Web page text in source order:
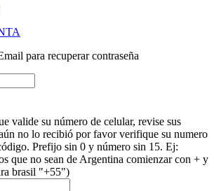
para recuperar contraseña
valide su número de celular, revise sus
no lo recibió por favor verifique su numero
Prefijo sin 0 y número sin 15. Ej:
que no sean de Argentina comienzar con + y
brasil "+55")